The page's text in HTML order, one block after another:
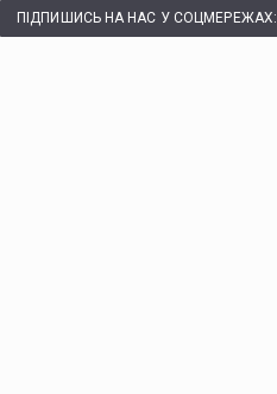
ПІДПИШИСЬ НА НАС У СОЦМЕРЕЖАХ: